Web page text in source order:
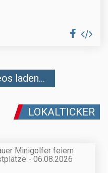
laden...
LOKALTICKER
Minigolfer feiern
- 06.08.2026